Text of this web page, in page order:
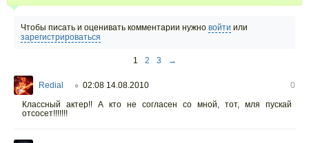
Чтобы писать и оценивать комментарии нужно войти или
зарегистрироваться
1 2 3 →
Redial ○ 02:08 14.08.2010
0
Классный актер!! А кто не согласен со мной, тот, мля пускай
отсосет!!!!!!!